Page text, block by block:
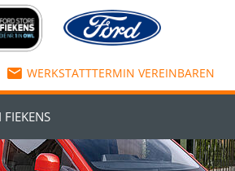
WERKSTATTTERMIN VEREINBAREN
FIEKENS